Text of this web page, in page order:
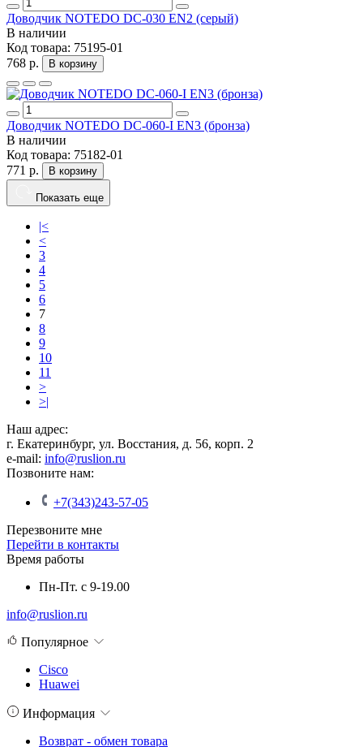
Доводчик NOTEDO DC-030 EN2 (серый)
В наличии
Код товара: 75195-01
768 р.
В корзину
Доводчик NOTEDO DC-060-I EN3 (бронза)
В наличии
Код товара: 75182-01
771 р.
В корзину
Показать еще
|<
<
3
4
5
6
7
8
9
10
11
>
>|
Наш адрес:
г. Екатеринбург, ул. Восстания, д. 56, корп. 2
e-mail: info@ruslion.ru
Позвоните нам:
+7(343)243-57-05
Перезвоните мне
Перейти в контакты
Время работы
Пн-Пт. с 9-19.00
info@ruslion.ru
Популярное
Cisco
Huawei
Информация
Возврат - обмен товара